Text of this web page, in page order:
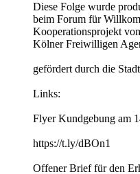
Diese Folge wurde
beim Forum für
Kooperationsprojekt
Kölner Freiwilligen
gefördert durch die
Links:
Flyer Kundgebung am
https://t.ly/dBOn1
Offener Brief für den